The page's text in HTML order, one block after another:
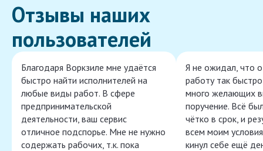
Отзывы наших
пользователей
Благодаря Воркзиле мне удаётся
быстро найти исполнителей на
любые виды работ. В сфере
предпринимательской
деятельности, ваш сервис
отличное подспорье. Мне не нужно
содержать рабочих, т.к. пока
Я не ожидал, что
работу так
много желающих
поручение. Всё
чётко в срок, и
всем моим
кинул себе ещё